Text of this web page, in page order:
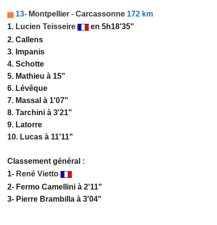
13- Montpellier - Carcassonne 172 km
1. Lucien Teisseire
en 5h18'35"
2. Callens
3. Impanis
4. Schotte
5. Mathieu à 15"
6. Lévêque
7. Massal à 1'07"
8. Tarchini à 3'21"
9. Latorre
10. Lucas à 11'11"
Classement général :
1- René Vietto
2- Fermo Camellini à 2'11"
3- Pierre Brambilla à 3'04"